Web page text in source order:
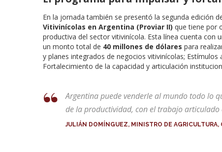
En la jornada también se presentó la segunda edición
Vitivinícolas en Argentina (Proviar II) que tiene por
productiva del sector vitivinícola. Esta línea cuenta
un monto total de 40 millones de dólares para
y planes integrados de negocios vitivinícolas;
Fortalecimiento de la capacidad y articulación
Argentina puede venderle al mundo todo lo
de la productividad, con el trabajo
JULIÁN DOMÍNGUEZ, MINISTRO DE AGRICULTURA,